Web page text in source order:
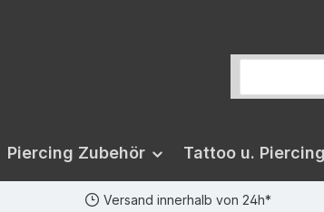
Piercing Zubehör Tattoo u.
Versand innerhalb von 24h*